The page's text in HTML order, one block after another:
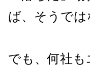
ば、そうでは
でも、何社